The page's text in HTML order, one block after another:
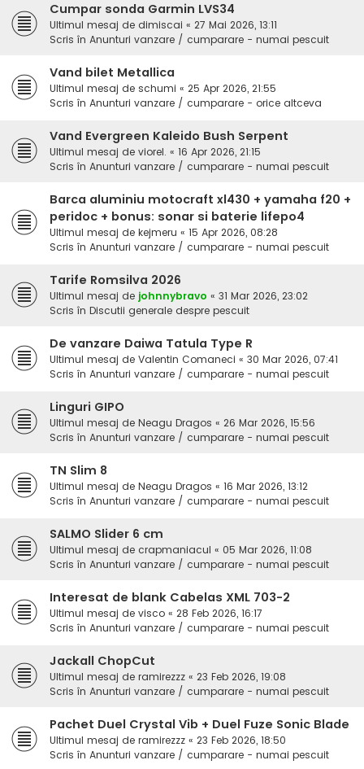
Cumpar sonda Garmin LVS34
Ultimul mesaj de dimiscai « 27 Mai 2026, 13:11
Scris în Anunturi vanzare / cumparare - numai pescuit
Vand bilet Metallica
Ultimul mesaj de schumi « 25 Apr 2026, 21:55
Scris în Anunturi vanzare / cumparare - orice altceva
Vand Evergreen Kaleido Bush Serpent
Ultimul mesaj de viorel. « 16 Apr 2026, 21:15
Scris în Anunturi vanzare / cumparare - numai pescuit
Barca aluminiu motocraft xl430 + yamaha f20 +
peridoc + bonus: sonar si baterie lifepo4
Ultimul mesaj de kejmeru « 15 Apr 2026, 08:28
Scris în Anunturi vanzare / cumparare - numai pescuit
Tarife Romsilva 2026
Ultimul mesaj de johnnybravo « 31 Mar 2026, 23:02
Scris în Discutii generale despre pescuit
De vanzare Daiwa Tatula Type R
Ultimul mesaj de Valentin Comaneci « 30 Mar 2026, 07:41
Scris în Anunturi vanzare / cumparare - numai pescuit
Linguri GIPO
Ultimul mesaj de Neagu Dragos « 26 Mar 2026, 15:56
Scris în Anunturi vanzare / cumparare - numai pescuit
TN Slim 8
Ultimul mesaj de Neagu Dragos « 16 Mar 2026, 13:12
Scris în Anunturi vanzare / cumparare - numai pescuit
SALMO Slider 6 cm
Ultimul mesaj de crapmaniacul « 05 Mar 2026, 11:08
Scris în Anunturi vanzare / cumparare - numai pescuit
Interesat de blank Cabelas XML 703-2
Ultimul mesaj de visco « 28 Feb 2026, 16:17
Scris în Anunturi vanzare / cumparare - numai pescuit
Jackall ChopCut
Ultimul mesaj de ramirezzz « 23 Feb 2026, 19:08
Scris în Anunturi vanzare / cumparare - numai pescuit
Pachet Duel Crystal Vib + Duel Fuze Sonic Blade
Ultimul mesaj de ramirezzz « 23 Feb 2026, 18:50
Scris în Anunturi vanzare / cumparare - numai pescuit